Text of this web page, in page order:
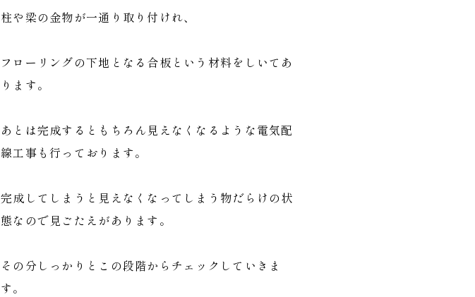
柱や梁の金物が一通り取り付けれ、
フローリングの下地となる合板という材料をしいてあ
ります。
あとは完成するともちろん見えなくなるような電気配
線工事も行っております。
完成してしまうと見えなくなってしまう物だらけの状
態なので見ごたえがあります。
その分しっかりとこの段階からチェックしていきま
す。